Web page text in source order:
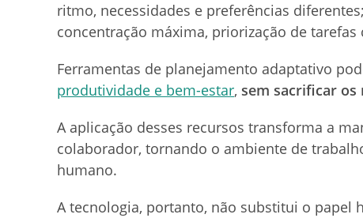
ritmo, necessidades e preferências
concentração máxima, priorização de
Ferramentas de planejamento adaptativo
produtividade e bem-estar, sem sacrificar os
A aplicação desses recursos transforma a
colaborador, tornando o ambiente de
humano.
A tecnologia, portanto, não substitui o papel